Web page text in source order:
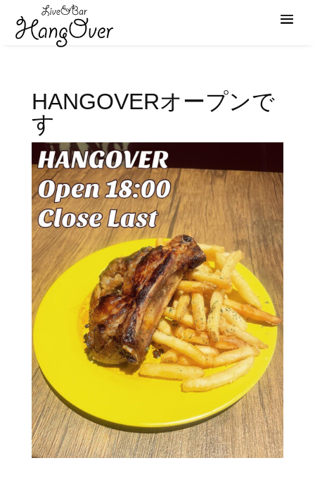
HANGOVERオープンで
す